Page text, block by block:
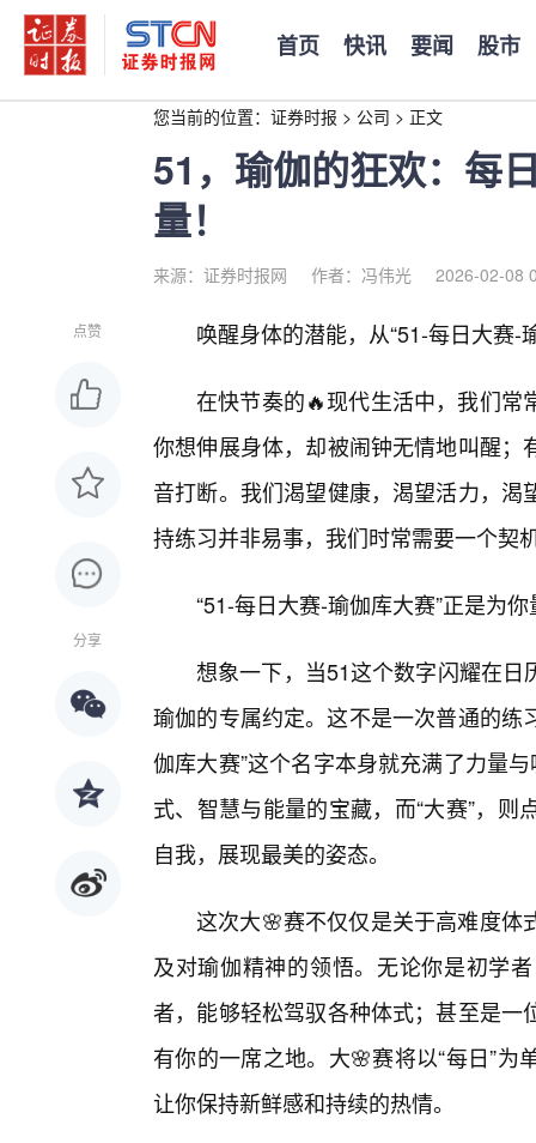
首页 快讯 要闻 股市
您当前的位置： 证券时报 > 公司 > 正文
51，瑜伽的狂欢：每
量！
来源：证券时报网 作者：冯伟光 2026-02-08
点赞
分享
唤醒身体的潜能，从“51-每日大赛-
在快节奏的🔥现代生活中，我们常
你想伸展身体，却被闹钟无情地叫醒
音打断。我们渴望健康，渴望活力，
持练习并非易事，我们时常需要一个契
“51-每日大赛-瑜伽库大赛”正是为
想象一下，当51这个数字闪耀在
瑜伽的专属约定。这不是一次普通的练
伽库大赛”这个名字本身就充满了力量
式、智慧与能量的宝藏，而“大赛”，
自我，展现最美的姿态。
这次大🌸赛不仅仅是关于高难度体
及对瑜伽精神的领悟。无论你是初学
者，能够轻松驾驭各种体式；甚至是
有你的一席之地。大🌸赛将以“每日”
让你保持新鲜感和持续的热情。